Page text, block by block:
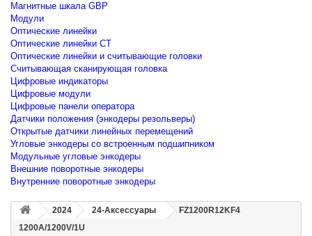
Магнитные шкала GBP
Модули
Оптические линейки
Оптические линейки CT
Оптические линейки и считывающие головки
Считывающая сканирующая головка
Цифровые индикаторы
Цифровые модули
Цифровые панели оператора
Датчики положения (энкодеры резольверы)
Открытые датчики линейных перемещений
Угловые энкодеры со встроенным подшипником
Модульные угловые энкодеры
Внешние поворотные энкодеры
Внутренние поворотные энкодеры
2024 24-Аксессуары
FZ1200R12KF4
1200A/1200V/1U